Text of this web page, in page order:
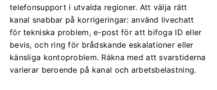
telefonsupport i utvalda regioner. Att välja rätt
kanal snabbar på korrigeringar: använd livechatt
för tekniska problem, e-post för att bifoga ID eller
bevis, och ring för brådskande eskalationer eller
känsliga kontoproblem. Räkna med att svarstiderna
varierar beroende på kanal och arbetsbelastning.